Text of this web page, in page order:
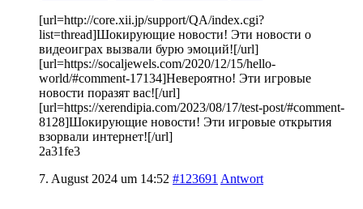
[url=http://core.xii.jp/support/QA/index.cgi?
list=thread]Шокирующие новости! Эти новости о
видеоиграх вызвали бурю эмоций![/url]
[url=https://socaljewels.com/2020/12/15/hello-
world/#comment-17134]Невероятно! Эти игровые
новости поразят вас![/url]
[url=https://xerendipia.com/2023/08/17/test-post/#comment-
8128]Шокирующие новости! Эти игровые открытия
взорвали интернет![/url]
2a31fe3
7. August 2024 um 14:52 #123691 Antwort